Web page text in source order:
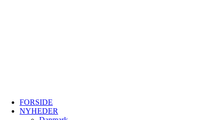
FORSIDE
NYHEDER